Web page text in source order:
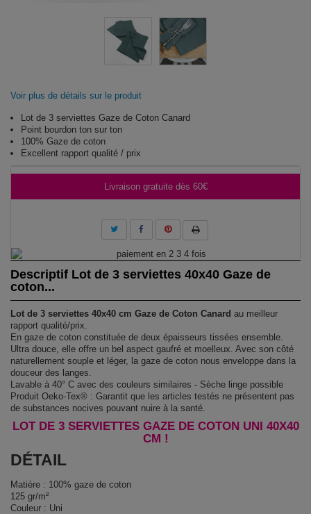
Voir plus de détails sur le produit
Lot de 3 serviettes Gaze de Coton Canard
Point bourdon ton sur ton
100% Gaze de coton
Excellent rapport qualité / prix
Livraison gratuite dès 60€
Descriptif Lot de 3 serviettes 40x40 Gaze de
coton...
Lot de 3 serviettes 40x40 cm Gaze de Coton Canard au meilleur
rapport qualité/prix.
En gaze de coton constituée de deux épaisseurs tissées ensemble.
Ultra douce, elle offre un bel aspect gaufré et moelleux. Avec son côté
naturellement souple et léger, la gaze de coton nous enveloppe dans la
douceur des langes.
Lavable à 40° C avec des couleurs similaires - Sèche linge possible
Produit Oeko-Tex® : Garantit que les articles testés ne présentent pas
de substances nocives pouvant nuire à la santé.
LOT DE 3 SERVIETTES GAZE DE COTON UNI 40X40
CM !
DÉTAIL
Matière : 100% gaze de coton
125 gr/m²
Couleur : Uni